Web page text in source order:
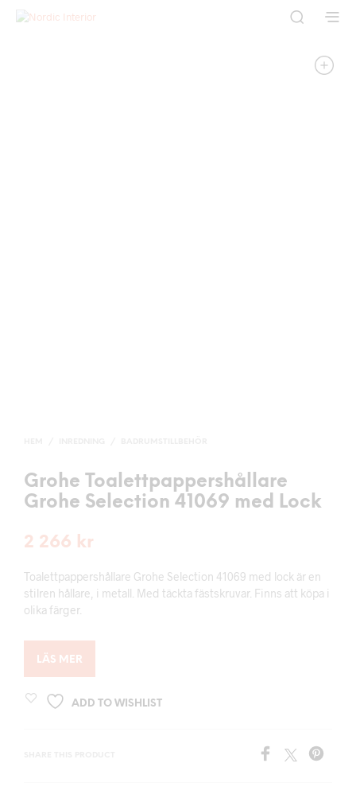
Grohe Toalettpappershållare
Grohe Selection 41069 med Lock
2 266 kr
Toalettpappershållare Grohe Selection 41069 med lock är en
stilren hållare, i metall. Med täckta fästskruvar. Finns att köpa i
olika färger.
LÄS MER
ADD TO WISHLIST